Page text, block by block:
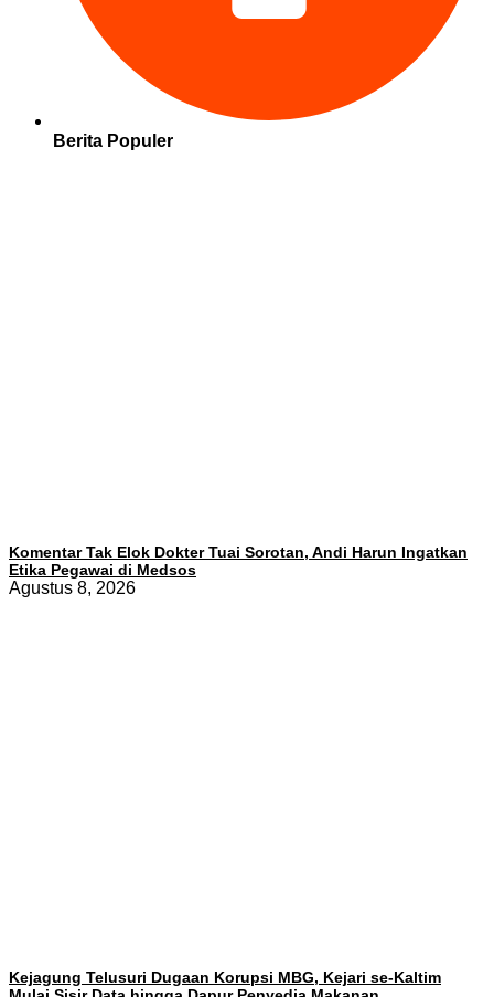
Berita Populer
Komentar Tak Elok Dokter Tuai Sorotan, Andi Harun Ingatkan
Etika Pegawai di Medsos
Agustus 8, 2026
Kejagung Telusuri Dugaan Korupsi MBG, Kejari se-Kaltim